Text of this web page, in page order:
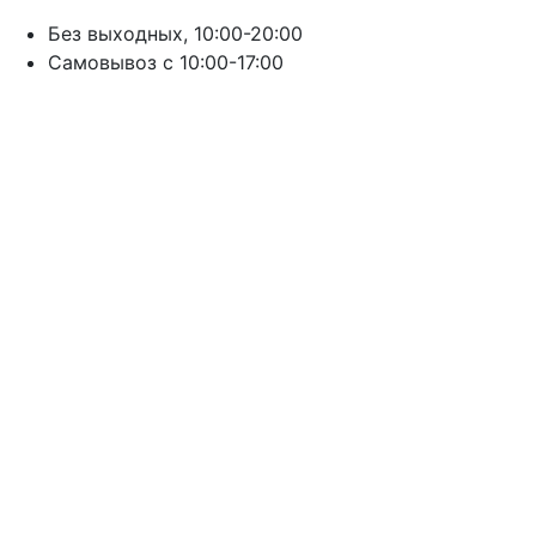
Без выходных, 10:00-20:00
Cамовывоз с 10:00-17:00